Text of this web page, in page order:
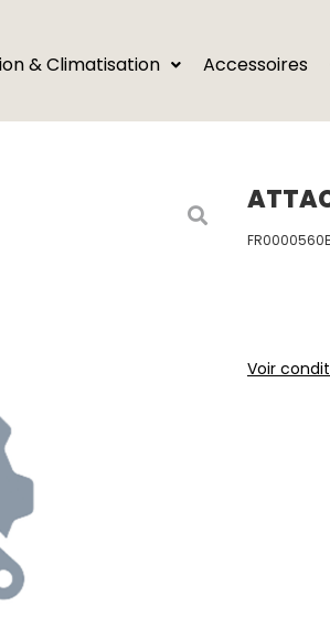
& Climatisation Accessoires
Voir